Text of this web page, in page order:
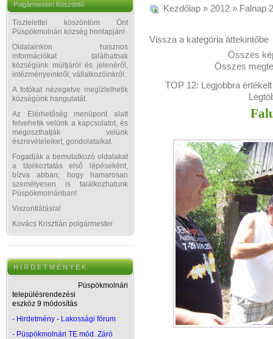
Polgármesteri Köszöntő
Tisztelettel köszöntöm Önt
Püspökmolnári község honlapján!
Oldalainkon hasznos
információkat találhatnak
községünk múltjáról és jelenéről,
intézményeinkről, vállalkozóinkról.
A fotókat nézegetve megízlelhetik
községünk hangulatát.
Az Elérhetőség menüpont alatt
felvehetik velünk a kapcsolatot, és
megoszthatják velünk
észrevételeiket, gondolataikat.
Fogadják a bemutatkozó oldalakat
a tájékoztatás első lépéseként,
bízva abban, hogy hamarosan
személyesen is találkozhatunk
Püspökmolnáriban!
Viszontlátásra!
Kovács Krisztián polgármester
H I R D E T M É N Y E K
Püspökmolnári
településrendezési
eszköz 9 módosítás
- Hirdetmény - Lakossági fórum
- Püspökmolnári TE mód. Záró
Kezdőlap » 2012 » Falnap
Vissza a kategória áttekintőbe
Összes
Összes
TOP 12: Legjobbra értékelt